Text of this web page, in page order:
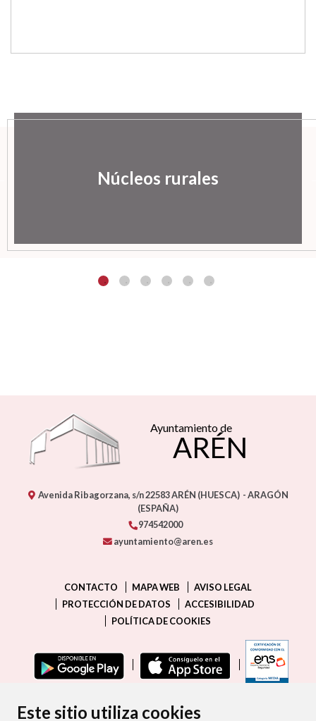
Este sitio utiliza cookies
Núcleos rurales
Ayuntamiento de
ARÉN
Avenida Ribagorzana, s/n22583ARÉN (HUESCA) - ARAGÓN
(ESPAÑA)
974542000
ayuntamiento@aren.es
CONTACTO MAPA WEB
AVISO LEGAL
PROTECCIÓN DE DATOS
ACCESIBILIDAD
POLÍTICA DE COOKIES